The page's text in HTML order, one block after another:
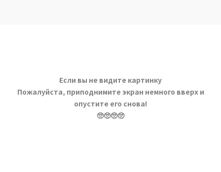
Если вы не видите картинку
Пожалуйста, приподнимите экран немного вверх и
опустите его снова!
🥺🥺🥺🥺